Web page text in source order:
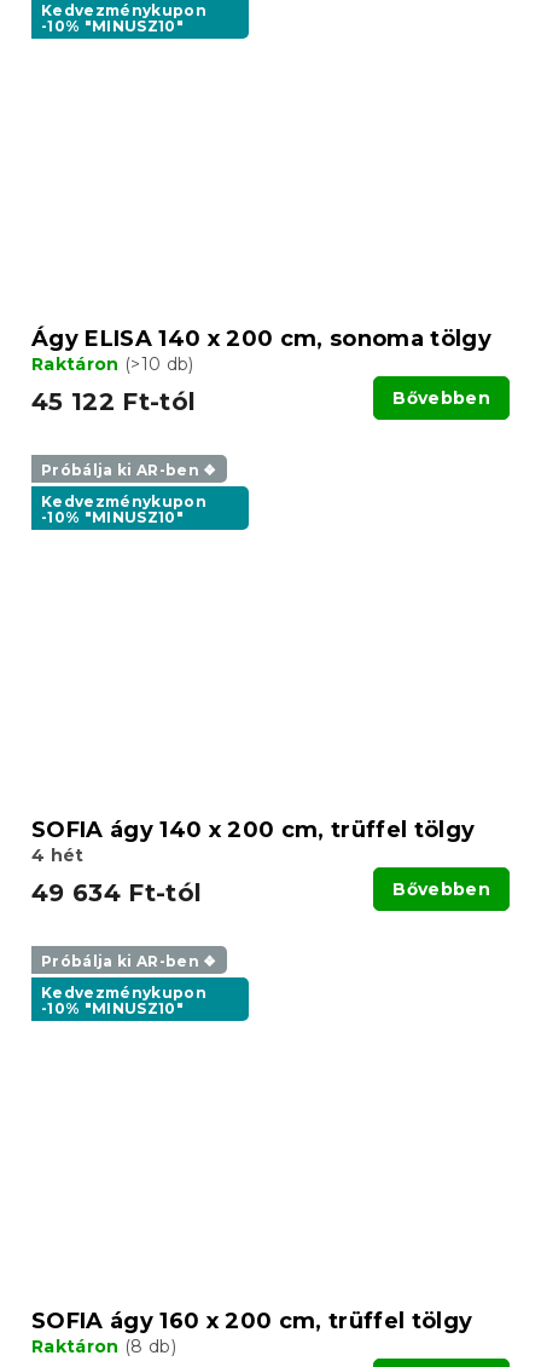
Kedvezménykupon
-10% "MINUSZ10"
Ágy ELISA 140 x 200 cm, sonoma tölgy
Raktáron (>10 db)
45 122 Ft-tól Bővebben
Próbálja ki AR-ben ❖
Kedvezménykupon
-10% "MINUSZ10"
SOFIA ágy 140 x 200 cm, trüffel tölgy
4 hét
49 634 Ft-tól Bővebben
Próbálja ki AR-ben ❖
Kedvezménykupon
-10% "MINUSZ10"
SOFIA ágy 160 x 200 cm, trüffel tölgy
Raktáron (8 db)